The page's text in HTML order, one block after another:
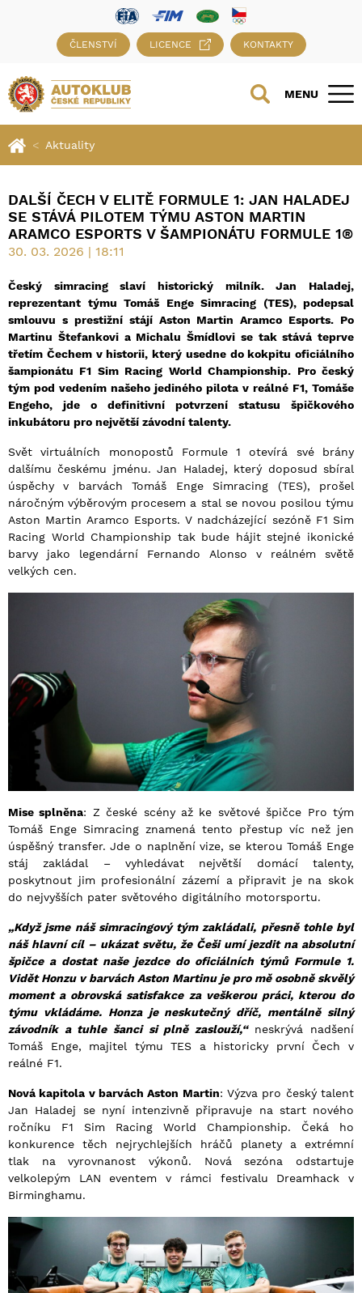
ČLENSTVÍ LICENCE KONTAKTY
MENU
Aktuality
DALŠÍ ČECH V ELITĚ FORMULE 1: JAN HALADEJ
SE STÁVÁ PILOTEM TÝMU ASTON MARTIN
ARAMCO ESPORTS V ŠAMPIONÁTU FORMULE 1®
30. 03. 2026 | 18:11
Český simracing slaví historický milník. Jan Haladej,
reprezentant týmu Tomáš Enge Simracing (TES), podepsal
smlouvu s prestižní stájí Aston Martin Aramco Esports. Po
Martinu Štefankovi a Michalu Šmídlovi se tak stává teprve
třetím Čechem v historii, který usedne do kokpitu oficiálního
šampionátu F1 Sim Racing World Championship. Pro český
tým pod vedením našeho jediného pilota v reálné F1, Tomáše
Engeho, jde o definitivní potvrzení statusu špičkového
inkubátoru pro největší závodní talenty.
Svět virtuálních monopostů Formule 1 otevírá své brány
dalšímu českému jménu. Jan Haladej, který doposud sbíral
úspěchy v barvách Tomáš Enge Simracing (TES), prošel
náročným výběrovým procesem a stal se novou posilou týmu
Aston Martin Aramco Esports. V nadcházející sezóně F1 Sim
Racing World Championship tak bude hájit stejné ikonické
barvy jako legendární Fernando Alonso v reálném světě
velkých cen.
Mise splněna: Z české scény až ke světové špičce Pro tým
Tomáš Enge Simracing znamená tento přestup víc než jen
úspěšný transfer. Jde o naplnění vize, se kterou Tomáš Enge
stáj zakládal – vyhledávat největší domácí talenty,
poskytnout jim profesionální zázemí a připravit je na skok
do nejvyšších pater světového digitálního motorsportu.
„Když jsme náš simracingový tým zakládali, přesně tohle byl
náš hlavní cíl – ukázat světu, že Češi umí jezdit na absolutní
špičce a dostat naše jezdce do oficiálních týmů Formule 1.
Vidět Honzu v barvách Aston Martinu je pro mě osobně skvělý
moment a obrovská satisfakce za veškerou práci, kterou do
týmu vkládáme. Honza je neskutečný dříč, mentálně silný
závodník a tuhle šanci si plně zaslouží,“neskrývá nadšení
Tomáš Enge, majitel týmu TES a historicky první Čech v
reálné F1.
Nová kapitola v barvách Aston Martin: Výzva pro český talent
Jan Haladej se nyní intenzivně připravuje na start nového
ročníku F1 Sim Racing World Championship. Čeká ho
konkurence těch nejrychlejších hráčů planety a extrémní
tlak na vyrovnanost výkonů. Nová sezóna odstartuje
velkolepým LAN eventem v rámci festivalu Dreamhack v
Birminghamu.